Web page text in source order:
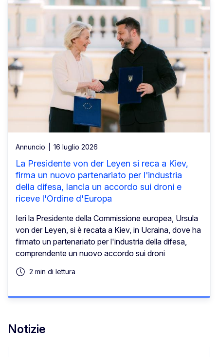
Annuncio 16 luglio 2026
La Presidente von der Leyen si reca a Kiev,
firma un nuovo partenariato per l'industria
della difesa, lancia un accordo sui droni e
riceve l'Ordine d'Europa
Ieri la Presidente della Commissione europea, Ursula
von der Leyen, si è recata a Kiev, in Ucraina, dove ha
firmato un partenariato per l'industria della difesa,
comprendente un nuovo accordo sui droni
2 min di lettura
Notizie